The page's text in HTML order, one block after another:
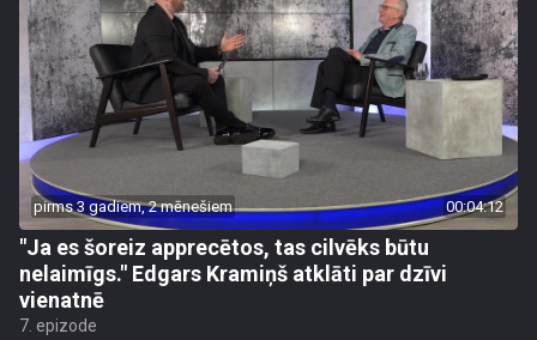
pirms 3 gadiem, 2 mēnešiem 00:04:12
"Ja es šoreiz apprecētos, tas cilvēks būtu
nelaimīgs." Edgars Kramiņš atklāti par dzīvi
vienatnē
7. epizode